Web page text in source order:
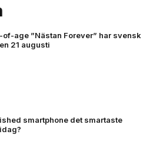
age ”Nästan Forever” har svensk
21 augusti
smartphone det smartaste